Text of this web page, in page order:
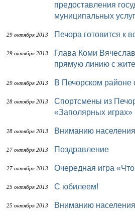
предоставления
муниципальных
29 октября 2013 Печора готовится к
29 октября 2013
Глава Коми Вячеслав Гайзер выходит на
прямую линию с
29 октября 2013 В Печорском
28 октября 2013
Спортсмены из Печоры примут участие в
«Заполярных играх»
28 октября 2013 Вниманию
27 октября 2013 Поздравление
27 октября 2013 Очередная игра
25 октября 2013 С юбилеем!
25 октября 2013 Вниманию